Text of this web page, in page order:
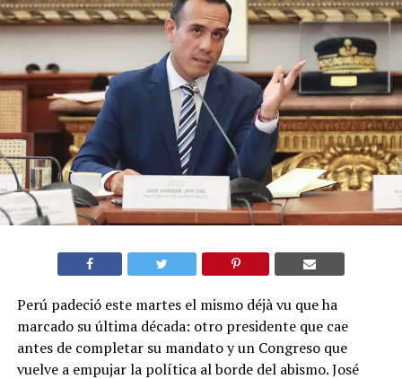
Perú padeció este martes el mismo déjà vu que ha
marcado su última década: otro presidente que cae
antes de completar su mandato y un Congreso que
vuelve a empujar la política al borde del abismo. José